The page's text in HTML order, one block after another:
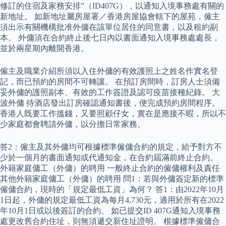
修訂的住宿及家務安排”（ID407G），以通知入境事務處有關的
新地址。 如新地址屬房屋署／香港房屋協會轄下的屋苑，僱主
須出示有關機構批准外傭在該單位居住的同意書，以及租約副
本。 外傭須在合約終止後七日內以書面通知入境事務處處長，
並於兩星期內離開香港。
僱主及職業介紹所須以入住外傭的有效護照上之姓名作實名登
記，而已預約的房間不可轉讓。 在預訂房間時，訂房人士須備
妥外傭的護照副本、有效的工作簽證及認可疫苗接種紀錄。 大
波外傭 待酒店發出訂房確認通知書後，便完成預約房間程序。
香港人既要工作搵錢，又要照顧仔女，實在是應接不暇，所以不
少家庭都會聘請外傭，以分擔日常家務。
答2：僱主及其外傭均可根據標準僱傭合約的規定，給予對方不
少於一個月的書面通知或代通知金，在合約屆滿前終止合約。
外籍家庭傭工（外傭）的聘用 一般終止合約的僱傭權利及責任
其他外籍家庭傭工（外傭）的聘用 問1：若與外傭簽定新的標準
僱傭合約，現時的「規定最低工資」為何？ 答1：由2022年10月
1日起，外傭的規定最低工資為每月4,730元，適用於所有在2022
年10月1日或以後簽訂的合約。 如已提交ID 407G通知入境事務
處更改舊合約住址，則無須遞交新住址證明。 根據標準僱傭合